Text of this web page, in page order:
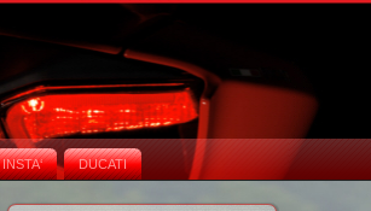
INSTA‘ DUCATI